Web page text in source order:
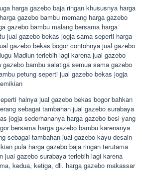
harga gazebo baja ringan khususnya harga
gazebo bambu memang harga gazebo
gazebo bambu malang bersama harga
jual gazebo bekas jogja sama seperti harga
gazebo bekas bogor contohnya jual gazebo
Madiun terlebih lagi karena jual gazebo
bambu salatiga semua sama gazebo
petung seperti jual gazebo bekas jogja
halnya jual gazebo bekas bogor bahkan
sebagai tambahan jual gazebo surabaya
jogja sederhananya harga gazebo besi yang
bersama harga gazebo bambu karenanya
sebagai tambahan jual gazebo kayu desain
pula harga gazebo baja ringan terutama
jual gazebo surabaya terlebih lagi karena
kedua, ketiga, dll. harga gazebo makassar